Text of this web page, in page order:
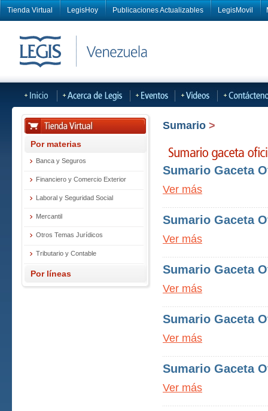
Tienda Virtual LegisHoy Publicaciones Actualizables LegisMovil
Por materias
Banca y Seguros
Financiero y Comercio Exterior
Laboral y Seguridad Social
Mercantil
Otros Temas Jurídicos
Tributario y Contable
Por líneas
Sumario >
Sumario Gaceta
Ver más
Sumario Gaceta
Ver más
Sumario Gaceta
Ver más
Sumario Gaceta
Ver más
Sumario Gaceta
Ver más